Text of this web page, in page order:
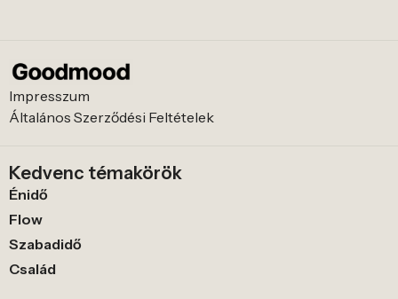
Impresszum
Általános Szerződési Feltételek
Kedvenc témakörök
Énidő
Flow
Szabadidő
Család